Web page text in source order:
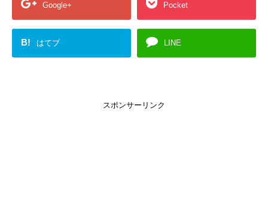
Google+ Pocket
B! はてブ LINE
スポンサーリンク